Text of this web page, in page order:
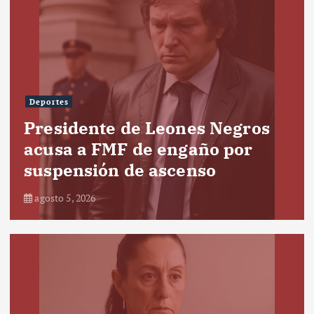
Deportes
Presidente de Leones Negros
acusa a FMF de engaño por
suspensión de ascenso
agosto 5, 2026